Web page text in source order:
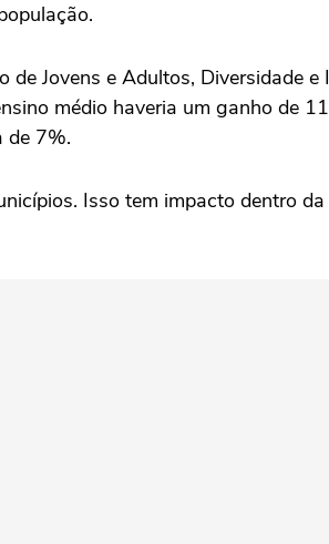
Jovens e Adultos, Diversidade e
médio haveria um ganho de
de 7%.
Isso tem impacto dentro